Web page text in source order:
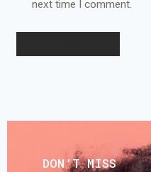
next time I comment.
DON’T MISS